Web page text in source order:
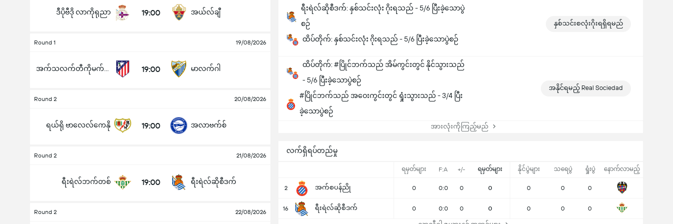
ဒီပိုဗီဒို လာကိုရုညာ 19:00 အယ်လ်ချီ
Round 1 19/08/2026
19:00 မာလက်ဂါ
Round 2 20/08/2026
ရယ်ရို ဗာလေလ်ကေနို 19:00 အလာဗက်စ်
Round 2 21/08/2026
ရီးရဲလ်ဘက်တစ် 19:00 ရီးရဲလ်ဆိုစီဒက်
Round 2 22/08/2026
ရီးရဲလ်ဆိုစီဒက်: နှစ်သင်းလုံး ဂိုးရသည် - 5/6 ပြီးခဲ့သောပွဲ
စဉ်
ထိပ်တိုက်: နှစ်သင်းလုံး ဂိုးရသည် - 5/6 ပြီးခဲ့သောပွဲစဉ်
နှစ်သင်းစလုံးဂိုးရရှိရမည်
ထိပ်တိုက်: #ပြိုင်ဘက်သည် အိမ်ကွင်းတွင် နိုင်သွားသည်
- 5/6 ပြီးခဲ့သောပွဲစဉ်
#ပြိုင်ဘက်သည် အဝေးကွင်းတွင် ရှုံးသွားသည် - 3/4 ပြီး
ခဲ့သောပွဲစဉ်
အနိုင်ရမည့် Real Sociedad
အားလုံးကိုကြည့်မည်
လက်ရှိရပ်တည်မှု
ရမှတ်များ F:A +/- ရမှတ်များ နိုင်ပွဲများ သရေပွဲ ရှုံးပွဲ နောက်လာမည့်
2 အက်စပန်ညို 0 0:0 0 0 0 0 0
16 ရီးရဲလ်ဆိုစီဒက် 0 0:0 0 0 0 0 0